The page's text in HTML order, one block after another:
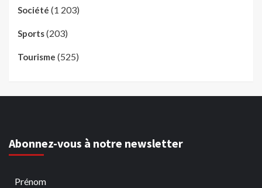
Société (1 203)
Sports(203)
Tourisme (525)
Abonnez-vous à notre newsletter
Prénom